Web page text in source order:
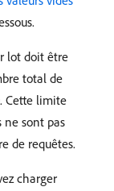
lot doit être
total de
Cette limite
ne sont pas
de requêtes.
charger